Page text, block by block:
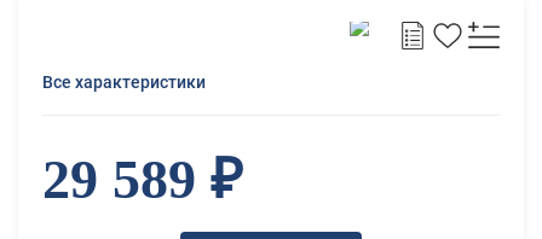
Все характеристики
29 589 ₽